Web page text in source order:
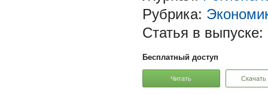
Рубрика:
Статья в выпуске:
Бесплатный доступ
Читать Скачать